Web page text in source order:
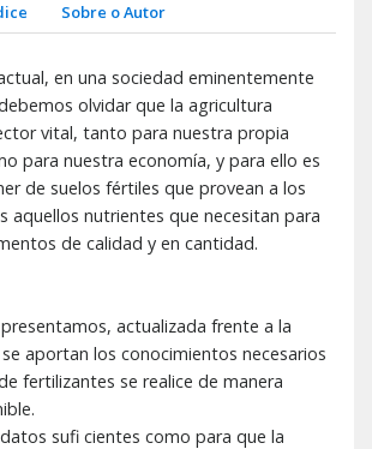
Sobre o Autor
en una sociedad eminentemente
olvidar que la agricultura
vital, tanto para nuestra propia
para nuestra economía, y para ello es
de suelos fértiles que provean a los
aquellos nutrientes que necesitan para
de calidad y en cantidad.
actualizada frente a la
aportan los conocimientos necesarios
fertilizantes se realice de manera
sufi cientes como para que la